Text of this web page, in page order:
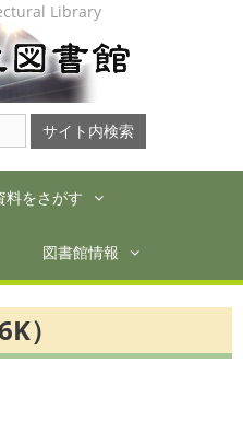
Library
料をさがす
図書館情報
）